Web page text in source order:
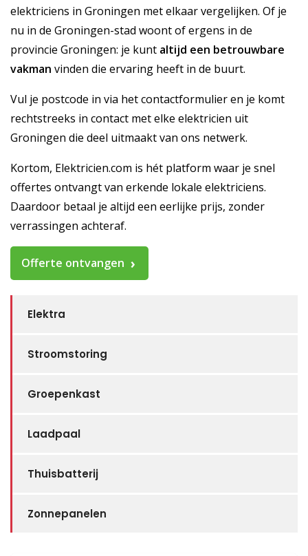
elektriciens in Groningen met elkaar vergelijken. Of je
nu in de Groningen-stad woont of ergens in de
provincie Groningen: je kunt altijd een betrouwbare
vakman vinden die ervaring heeft in de buurt.
Vul je postcode in via het contactformulier en je komt
rechtstreeks in contact met elke elektricien uit
Groningen die deel uitmaakt van ons netwerk.
Kortom, Elektricien.com is hét platform waar je snel
offertes ontvangt van erkende lokale elektriciens.
Daardoor betaal je altijd een eerlijke prijs, zonder
verrassingen achteraf.
Offerte ontvangen
Elektra
Stroomstoring
Groepenkast
Laadpaal
Thuisbatterij
Zonnepanelen